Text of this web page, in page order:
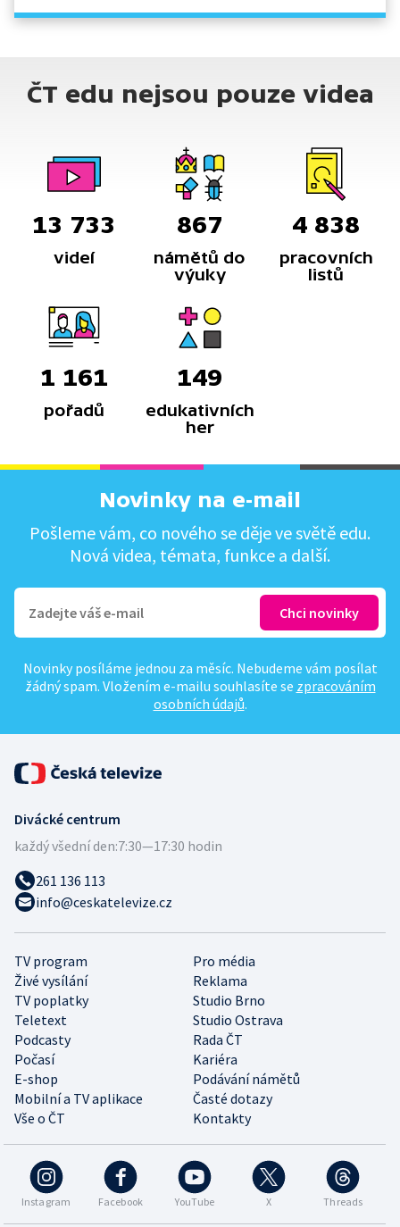
ČT edu nejsou pouze videa
13 733
videí
867
námětů do
výuky
4 838
pracovních
listů
1 161
pořadů
149
edukativních
her
Novinky na e-mail
Pošleme vám, co nového se děje ve světě edu.
Nová videa, témata, funkce a další.
Novinky posíláme jednou za měsíc. Nebudeme vám posílat
žádný spam. Vložením e-mailu souhlasíte se zpracováním
osobních údajů.